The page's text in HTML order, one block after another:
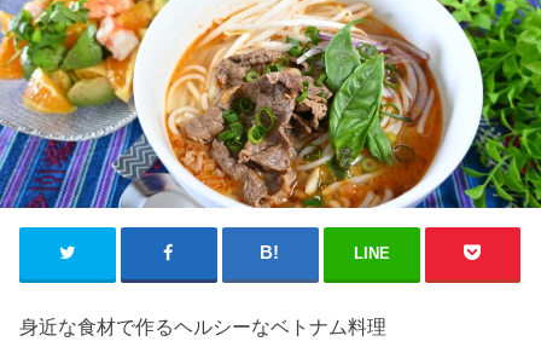
LINE
身近な食材で作るヘルシーなベトナム料理